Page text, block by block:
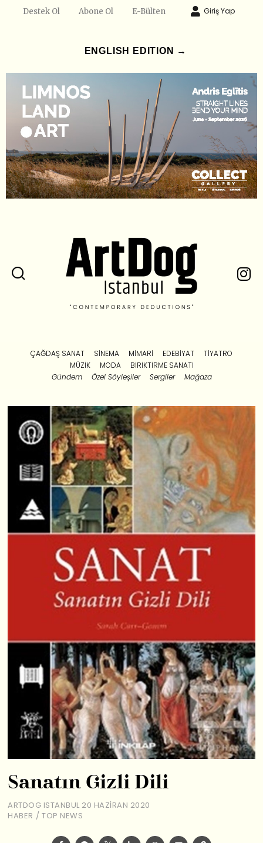
Destek Ol Abone Ol E-Bülten Giriş Yap
ENGLISH EDITION →
ÇAĞDAŞ SANAT SINEMA MIMARI EDEBIYAT
TIYATRO
MÜZIK
MODA
BIRIKTIRME SANATI
Gündem
Özel Söyleşiler Sergiler Mağaza
Sanatın Gizli Dili
ARTDOG ISTANBUL 20 HAZIRAN 2020
HABER / TOP NEWS